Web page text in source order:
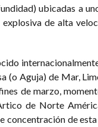
ubicadas a
de alta
(o Aguja) de Mar,
de marzo,
de Norte
concentración de